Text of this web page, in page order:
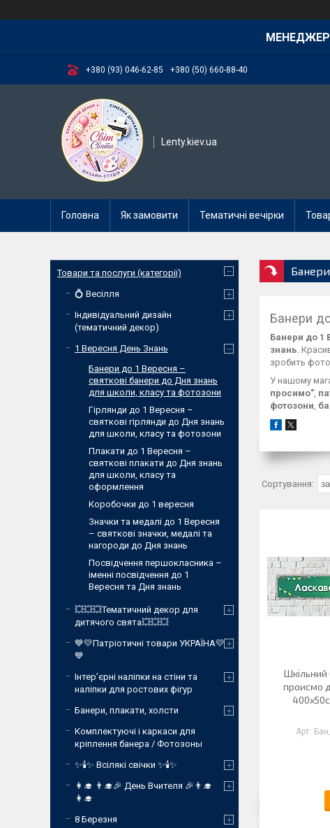
МЕНЕДЖЕР
+380 (93) 046-62-85 +380 (50) 660-88-40
Lenty.kiev.ua
Головна Як замовити Тематичні вечірки
Банери
Банери до 1
знань.
зробить
У нашому
просимо",
фотозони,
происмо
Товари та послуги (категорії)
💍 Весілля
Індивідуальний дизайн
(тематичний декор)
1 Вересня День Знань
Банери до 1 Вересня –
святкові банери до Дня знань
для школи, класу та фотозони
Гірлянди до 1 Вересня –
святкові гірлянди до Дня знань
для школи, класу та фотозони
Плакати до 1 Вересня –
святкові плакати до Дня знань
для школи, класу та
оформлення
Коробочки до 1 вересня
Значки та медалі до 1 Вересня
– святкові значки, медалі та
нагороди до Дня знань
Посвідчення першокласника –
іменні посвідчення до 1
Вересня та Дня знань
💥💥💥Тематичний декор для
дитячого свята💥💥💥
💙💛Патріотичні товари УКРАЇНА💛
💙
Інтер’єрні наліпки на стіни та
наліпки для ростових фігур
Банери, плакати, холсти
Комплектуючі і каркаси для
кріплення банера / Фотозоны
✨🕯️✨ Всілякі свічки ✨🕯️✨
👩‍🎓 👨‍🎓🎉 День Вчителя 🎉👨‍🎓
👩‍🎓
8 Березня